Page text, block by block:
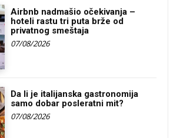
Airbnb nadmašio očekivanja –
hoteli rastu tri puta brže od
privatnog smeštaja
07/08/2026
Da li je italijanska gastronomija
samo dobar posleratni mit?
07/08/2026